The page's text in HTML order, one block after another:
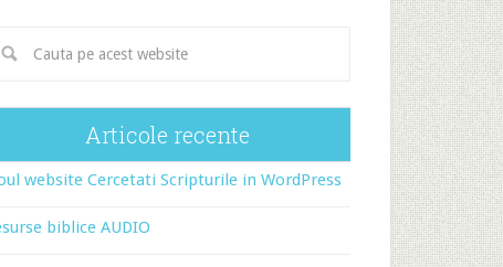
Articole recente
website Cercetati Scripturile in WordPress
biblice AUDIO